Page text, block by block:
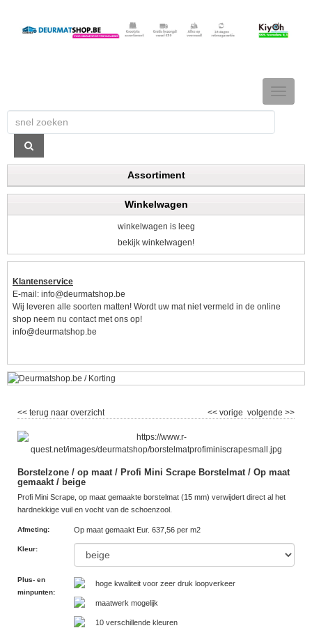
TOGGLE
Assortiment
Winkelwagen
winkelwagen is leeg
bekijk winkelwagen!
Klantenservice
E-mail: info@deurmatshop.be
Wij leveren alle soorten matten! Wordt uw mat niet vermeld in de online
shop neem nu contact met ons op!
info@deurmatshop.be
<< terug naar overzicht volgende >>
<< vorige
Borstelzone / op maat / Profi Mini Scrape Borstelmat / Op maat
gemaakt / beige
Profi Mini Scrape, op maat gemaakte borstelmat (15 mm) verwijdert direct al het
hardnekkige vuil en vocht van de schoenzool.
Afmeting: Op maat gemaakt Eur. 637,56 per m2
Kleur:
Plus- en
minpunten:
hoge kwaliteit voor zeer druk loopverkeer
maatwerk mogelijk
10 verschillende kleuren